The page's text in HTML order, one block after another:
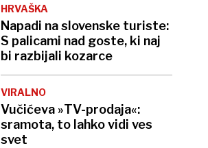
HRVAŠKA
Napadi na slovenske turiste:
S palicami nad goste, ki naj
bi razbijali kozarce
VIRALNO
Vučićeva »TV-prodaja«:
sramota, to lahko vidi ves
svet